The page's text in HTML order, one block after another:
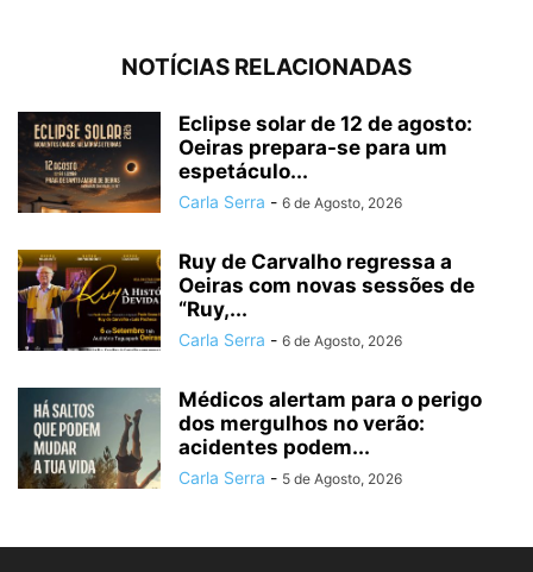
NOTÍCIAS RELACIONADAS
Eclipse solar de 12 de agosto:
Oeiras prepara-se para um
espetáculo...
Carla Serra - 6 de Agosto, 2026
Ruy de Carvalho regressa a
Oeiras com novas sessões de
“Ruy,...
Carla Serra - 6 de Agosto, 2026
Médicos alertam para o perigo
dos mergulhos no verão:
acidentes podem...
Carla Serra - 5 de Agosto, 2026